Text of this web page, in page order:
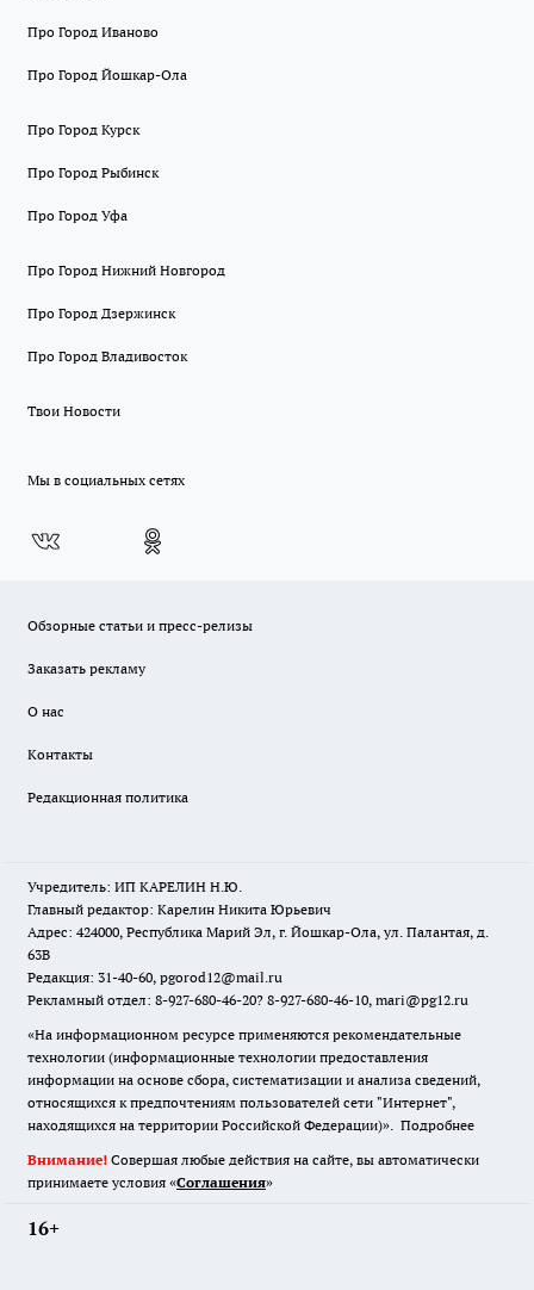
Про Город Иваново
Про Город Йошкар-Ола
Про Город Курск
Про Город Рыбинск
Про Город Уфа
Про Город Нижний Новгород
Про Город Дзержинск
Про Город Владивосток
Твои Новости
Мы в социальных сетях
Обзорные статьи и пресс-релизы
Заказать рекламу
О нас
Контакты
Редакционная политика
Учредитель: ИП КАРЕЛИН Н.Ю.
Главный редактор: Карелин Никита Юрьевич
Адрес: 424000, Республика Марий Эл, г. Йошкар-Ола, ул. Палантая, д.
63В
Редакция: 31-40-60, pgorod12@mail.ru
Рекламный отдел: 8-927-680-46-20? 8-927-680-46-10, mari@pg12.ru
«На информационном ресурсе применяются рекомендательные
технологии (информационные технологии предоставления
информации на основе сбора, систематизации и анализа сведений,
относящихся к предпочтениям пользователей сети "Интернет",
находящихся на территории Российской Федерации)». Подробнее
Внимание! Совершая любые действия на сайте, вы автоматически
принимаете условия «Cоглашения»
16+